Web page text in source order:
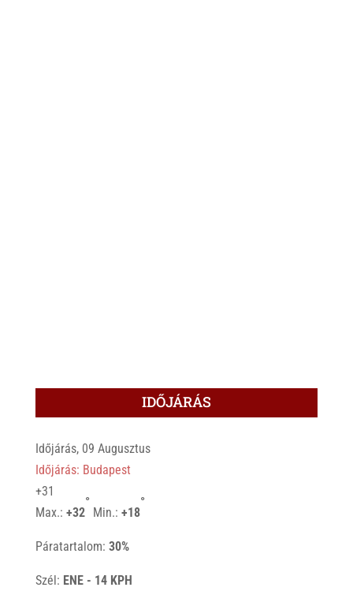
IDŐJÁRÁS
Időjárás, 09 Augusztus
Időjárás: Budapest
+31
Max.: +32
°
Min.: +18
°
Páratartalom: 30%
Szél: ENE - 14 KPH